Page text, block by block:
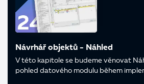
Návrhář objektů - Náhled
V této kapitole se budeme věnovat
pohled datového modulu během